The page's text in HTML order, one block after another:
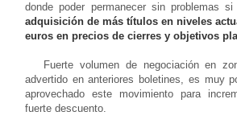
donde poder permanecer sin problemas
adquisición de más títulos en niveles
euros en precios de cierres y objetivos
Fuerte volumen de negociación en
advertido en anteriores boletines, es muy
aprovechado este movimiento para
fuerte descuento.